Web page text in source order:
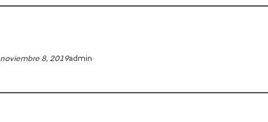
noviembre 8, 2019admin